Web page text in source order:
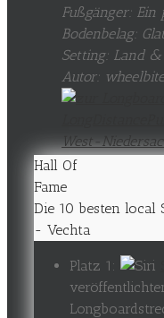
Fußgänger: Ein
Bodenbelag:
Setting: Land &
Autor: wheelbite
Hall Of
Fame
Die 10 besten local
- Vechta
Platz 1: